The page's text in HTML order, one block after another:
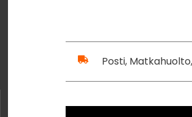
Posti,